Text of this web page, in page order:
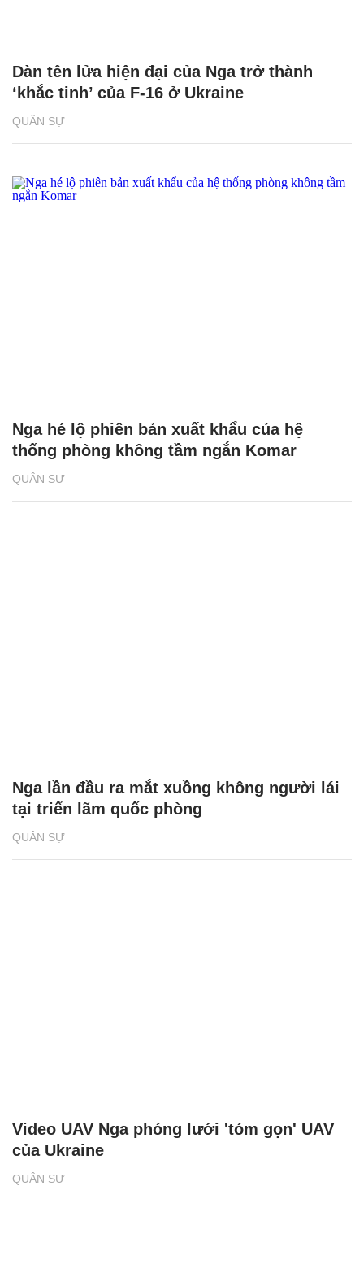
QUÂN SỰ
Dàn tên lửa hiện đại của Nga trở thành
‘khắc tinh’ của F-16 ở Ukraine
QUÂN SỰ
Nga hé lộ phiên bản xuất khẩu của hệ
thống phòng không tầm ngắn Komar
QUÂN SỰ
Nga lần đầu ra mắt xuồng không người lái
tại triển lãm quốc phòng
QUÂN SỰ
Video UAV Nga phóng lưới 'tóm gọn' UAV
của Ukraine